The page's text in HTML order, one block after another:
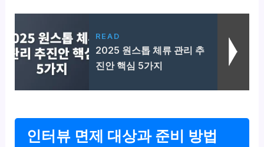
READ
2025 원스톱 체류 관리 추
진안 핵심 5가지
인터뷰 면제 대상과 준비 방법